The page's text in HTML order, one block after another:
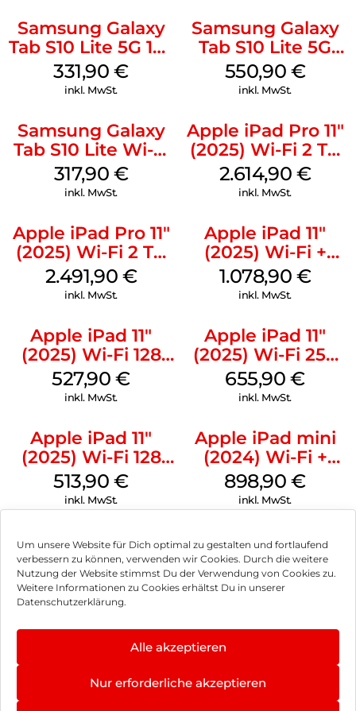
Um unsere Website für Dich optimal zu gestalten und fortlaufend
verbessern zu können, verwenden wir Cookies. Durch die weitere
Nutzung der Website stimmst Du der Verwendung von Cookies zu.
Weitere Informationen zu Cookies erhältst Du in unserer
Datenschutzerklärung.
Alle akzeptieren
Nur erforderliche akzeptieren
Samsung Galaxy
Tab S10 Lite 5G 128
GB Gray
331,90€
inkl. MwSt.
Samsung Galaxy
Tab S10 Lite 5G
256 GB Gray
550,90 €
inkl. MwSt.
Samsung Galaxy
Tab S10 Lite Wi-Fi
128 GB Gray
317,90 €
inkl. MwSt.
Apple iPad Pro 11″
(2025) Wi-Fi 2 TB
Nanotexturglas
Space Schwarz
2.614,90 €
inkl. MwSt.
Apple iPad Pro 11″
(2025) Wi-Fi 2 TB
Standardglas
Space Schwarz
2.491,90 €
inkl. MwSt.
Apple iPad 11″
(2025) Wi-Fi +
Cellular 512 GB
Gelb
1.078,90 €
inkl. MwSt.
Apple iPad 11″
(2025) Wi-Fi 128
GB Pink
527,90€
inkl. MwSt.
Apple iPad 11″
(2025) Wi-Fi 256
GB Silber
655,90€
inkl. MwSt.
Apple iPad 11″
(2025) Wi-Fi 128
GB Silber
513,90€
inkl. MwSt.
Apple iPad mini
(2024) Wi-Fi +
Cellular 256 GB
Space Grau
898,90€
inkl. MwSt.
Impressum
Hinweis zur Batterieentsorgung